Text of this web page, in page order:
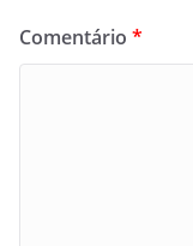
Comentário *